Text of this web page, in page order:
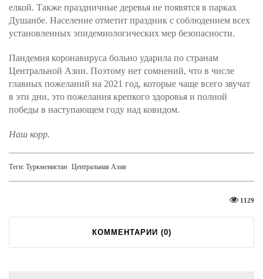
елкой. Также праздничные деревья не появятся в парках
Душанбе. Население отметит праздник с соблюдением всех
установленных эпидемиологических мер безопасности.
Пандемия коронавируса больно ударила по странам
Центральной Азии. Поэтому нет сомнений, что в числе
главных пожеланий на 2021 год, которые чаще всего звучат
в эти дни, это пожелания крепкого здоровья и полной
победы в наступающем году над ковидом.
Наш корр.
Теги: Туркменистан Центральная Азия
1129
КОММЕНТАРИИ (0)